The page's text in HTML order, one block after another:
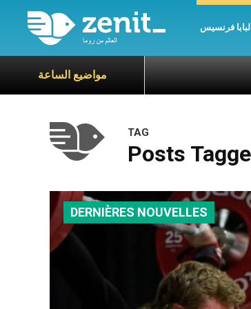
البابا فرنسيس
مواضيع الساعة
TAG
DERNIÈRES NOUVELLES